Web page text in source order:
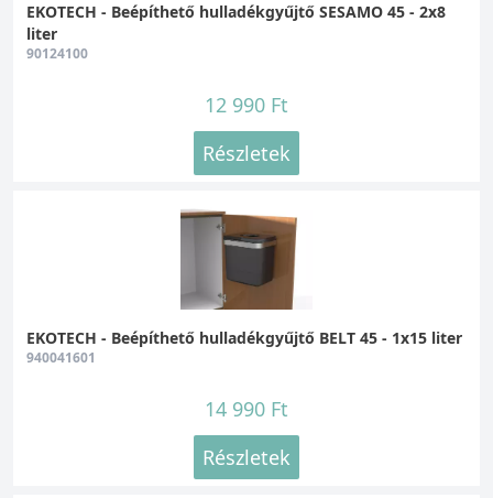
EKOTECH - Beépíthető hulladékgyűjtő SESAMO 45 - 2x8
liter
90124100
12 990 Ft
Részletek
EKOTECH - Beépíthető hulladékgyűjtő BELT 45 - 1x15 liter
940041601
14 990 Ft
Részletek